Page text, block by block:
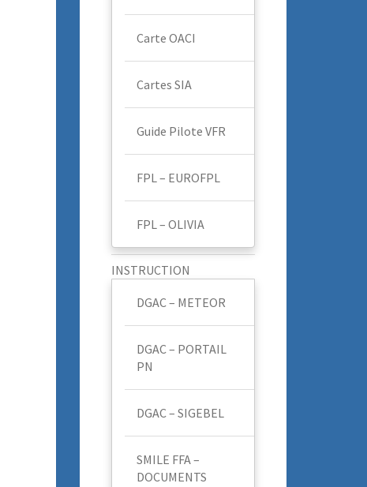
Carte OACI
Cartes SIA
Guide Pilote VFR
FPL – EUROFPL
FPL – OLIVIA
INSTRUCTION
DGAC – METEOR
DGAC – PORTAIL
PN
DGAC – SIGEBEL
SMILE FFA –
DOCUMENTS